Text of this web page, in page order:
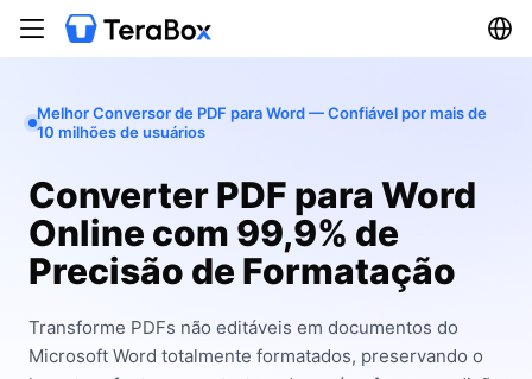
Melhor Conversor de PDF para Word — Confiável por mais de
10 milhões de usuários
Converter PDF para Word
Online com 99,9% de
Precisão de Formatação
Transforme PDFs não editáveis em documentos do
Microsoft Word totalmente formatados, preservando o